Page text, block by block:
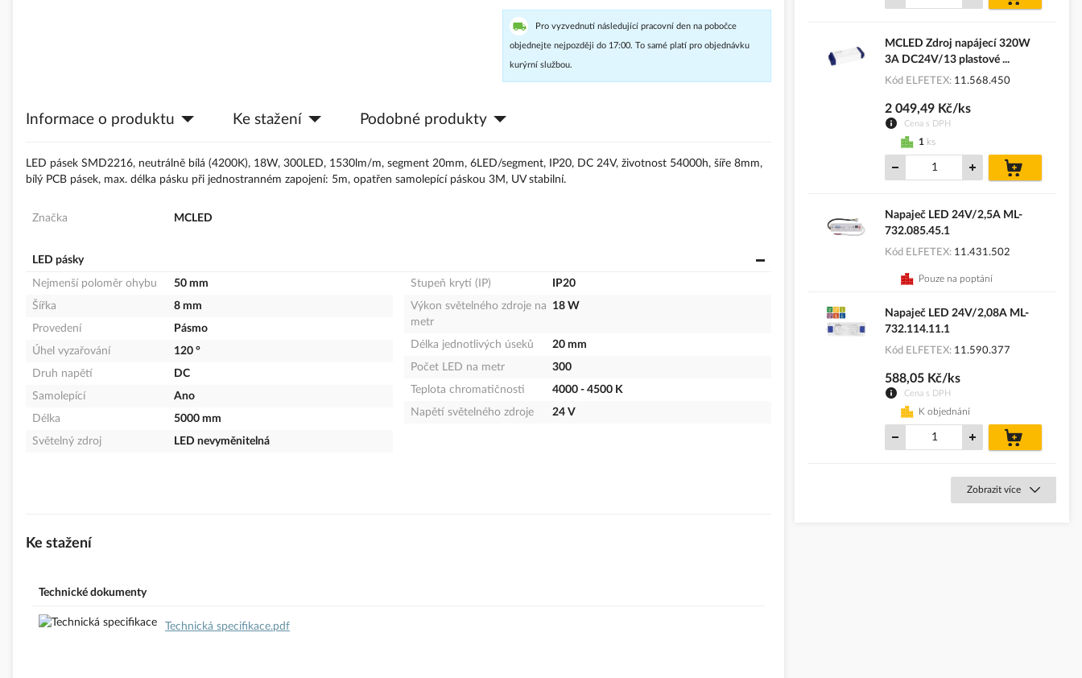
Pro vyzvednutí následující pracovní den na pobočce
objednejte nejpozději do 17:00. To samé platí pro objednávku
kurýrní službou.
Informace o produktu Ke stažení Podobné produkty
LED pásek SMD2216, neutrálně bílá (4200K), 18W, 300LED, 1530lm/m, segment 20mm, 6LED/segment, IP20, DC 24V, životnost 54000h, šíře 8mm,
bílý PCB pásek, max. délka pásku při jednostranném zapojení: 5m, opatřen samolepící páskou 3M, UV stabilní.
Značka MCLED
LED pásky
Nejmenší poloměr ohybu
50 mm
Šířka
8 mm
Provedení
Pásmo
Úhel vyzařování
120 °
Druh napětí
DC
Samolepící
Ano
Délka
5000 mm
Světelný zdroj
LED nevyměnitelná
Stupeň krytí (IP)
IP20
Výkon světelného zdroje na
metr
18 W
Délka jednotlivých úseků
20 mm
Počet LED na metr
300
Teplota chromatičnosti
4000 - 4500 K
Napětí světelného zdroje
24 V
Ke stažení
Technické dokumenty
Technická specifikace.pdf
košíku
MCLED Zdroj napájecí 320W
3A DC24V/13 plastové ...
Kód ELFETEX 11.568.450
Cena s DPH
2 049,49 Kč/ks
1 ks
košíku
Napaječ LED 24V/2,5A ML-
732.085.45.1
Kód ELFETEX 11.431.502
Pouze na poptání
Napaječ LED 24V/2,08A ML-
732.114.11.1
Kód ELFETEX 11.590.377
Cena s DPH
588,05 Kč/ks
K objednání
košíku
Zobrazit více